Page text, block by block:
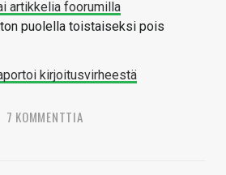
artikkelia foorumilla
puolella toistaiseksi pois
kirjoitusvirheestä
7 KOMMENTTIA